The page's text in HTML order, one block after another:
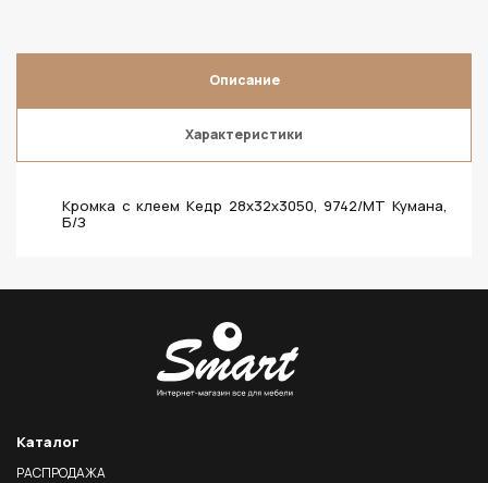
Описание
Характеристики
Кромка с клеем Кедр 28х32х3050, 9742/МТ Кумана,
Б/З
Каталог
РАСПРОДАЖА